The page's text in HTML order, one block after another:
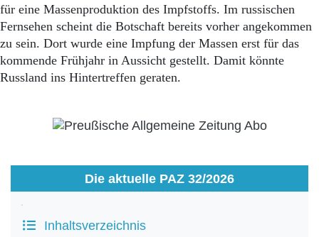
für eine Massenproduktion des Impfstoffs. Im russischen
Fernsehen scheint die Botschaft bereits vorher angekommen
zu sein. Dort wurde eine Impfung der Massen erst für das
kommende Frühjahr in Aussicht gestellt. Damit könnte
Russland ins Hintertreffen geraten.
Die aktuelle PAZ 32/2026
Inhaltsverzeichnis